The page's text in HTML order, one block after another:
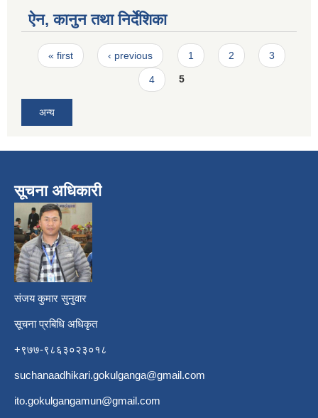
ऐन, कानुन तथा निर्देशिका
Pages
« first ‹ previous 1 2 3
4 5
अन्य
सूचना अधिकारी
संजय कुमार सुनुवार
सूचना प्रबिधि अधिकृत
+९७७-९८६३०२३०१८
suchanaadhikari.gokulganga@gmail.com
ito.gokulgangamun@gmail.com